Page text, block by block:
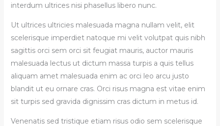
interdum ultrices nisi phasellus libero nunc.
Ut ultrices ultricies malesuada magna nullam velit, elit
scelerisque imperdiet natoque mi velit volutpat quis nibh
sagittis orci sem orci sit feugiat mauris, auctor mauris
malesuada lectus ut dictum massa turpis a quis tellus
aliquam amet malesuada enim ac orci leo arcu justo
blandit ut eu ornare cras. Orci risus magna est vitae enim
sit turpis sed gravida dignissim cras dictum in metus id.
Venenatis sed tristique etiam risus odio sem scelerisque